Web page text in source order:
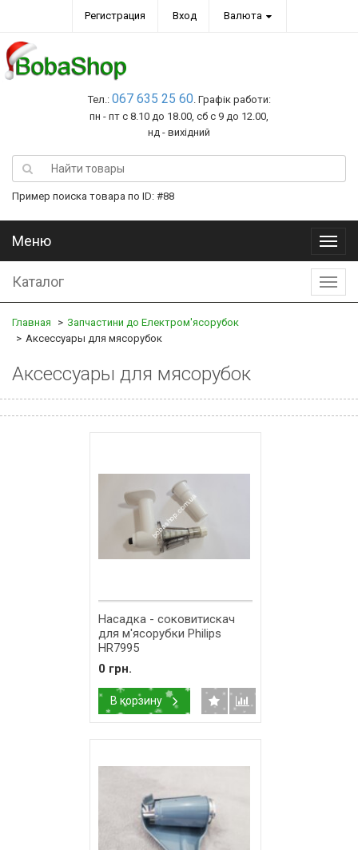
Регистрация Вход Валюта
Тел.: 067 635 25 60. Графік работи:
пн - пт с 8.10 до 18.00, сб с 9 до 12.00,
нд - вихідний
Пример поиска товара по ID: #88
Меню
Меню
Каталог
Главная
Запчастини до Електром'ясорубок
Аксессуары для мясорубок
Аксессуары для мясорубок
Насадка - соковитискач
для м'ясорубки Philips
HR7995
0 грн.
В корзину